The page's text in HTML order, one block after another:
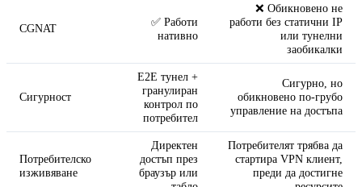
CGNAT
✅ Работи
нативно
❌ Обикновено не
работи без статични IP
или тунелни
заобикалки
Сигурност
E2E тунел +
гранулиран
контрол по
потребител
Сигурно, но
обикновено по-грубо
управление на достъпа
Потребителско
изживяване
Директен
достъп през
браузър или
Потребителят трябва да
стартира VPN клиент,
преди да достигне